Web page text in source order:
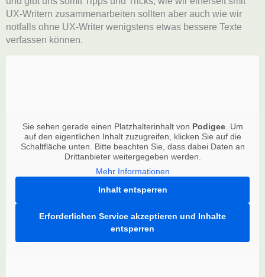
UX-Writern zusammenarbeiten sollten aber auch wie wir
notfalls ohne UX-Writer wenigstens etwas bessere Texte
verfassen können.
Sie sehen gerade einen Platzhalterinhalt von Podigee. Um
auf den eigentlichen Inhalt zuzugreifen, klicken Sie auf die
Schaltfläche unten. Bitte beachten Sie, dass dabei Daten an
Drittanbieter weitergegeben werden.
Mehr Informationen
Inhalt entsperren
Erforderlichen Service akzeptieren und Inhalte
entsperren